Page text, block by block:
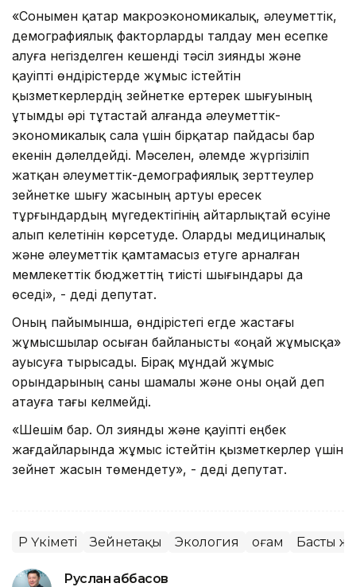
«Сонымен қатар макроэкономикалық, әлеуметтік,
демографиялық факторларды талдау мен есепке
алуға негізделген кешенді тәсіл зиянды және
қауіпті өндірістерде жұмыс істейтін
қызметкерлердің зейнетке ертерек шығуының
ұтымды әрі тұтастай алғанда әлеуметтік-
экономикалық сала үшін бірқатар пайдасы бар
екенін дәлелдейді. Мәселен, әлемде жүргізіліп
жатқан әлеуметтік-демографиялық зерттеулер
зейнетке шығу жасының артуы ересек
тұрғындардың мүгедектігінің айтарлықтай өсуіне
алып келетінін көрсетуде. Оларды медициналық
және әлеуметтік қамтамасыз етуге арналған
мемлекеттік бюджеттің тиісті шығындары да
өседі», - деді депутат.
Оның пайымынша, өндірістегі егде жастағы
жұмысшылар осыған байланысты «оңай жұмысқа»
ауысуға тырысады. Бірақ мұндай жұмыс
орындарының саны шамалы және оны оңай деп
атауға тағы келмейді.
«Шешім бар. Ол зиянды және қауіпті еңбек
жағдайларында жұмыс істейтін қызметкерлер үшін
зейнет жасын төмендету», - деді депутат.
ҚР Үкіметі Зейнетақы Экология Қоғам Басты
Руслан Ғаббасов